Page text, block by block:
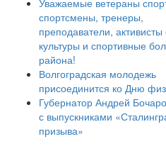
Уважаемые ветераны
спортсмены, тренеры,
преподаватели,
культуры и спортивные
района!
Волгоградская молодежь
присоединится ко Дню
Губернатор Андрей
с выпускниками
призыва»